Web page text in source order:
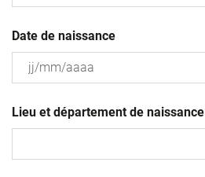
Date de naissance
slash
MM
Lieu et département de naissance